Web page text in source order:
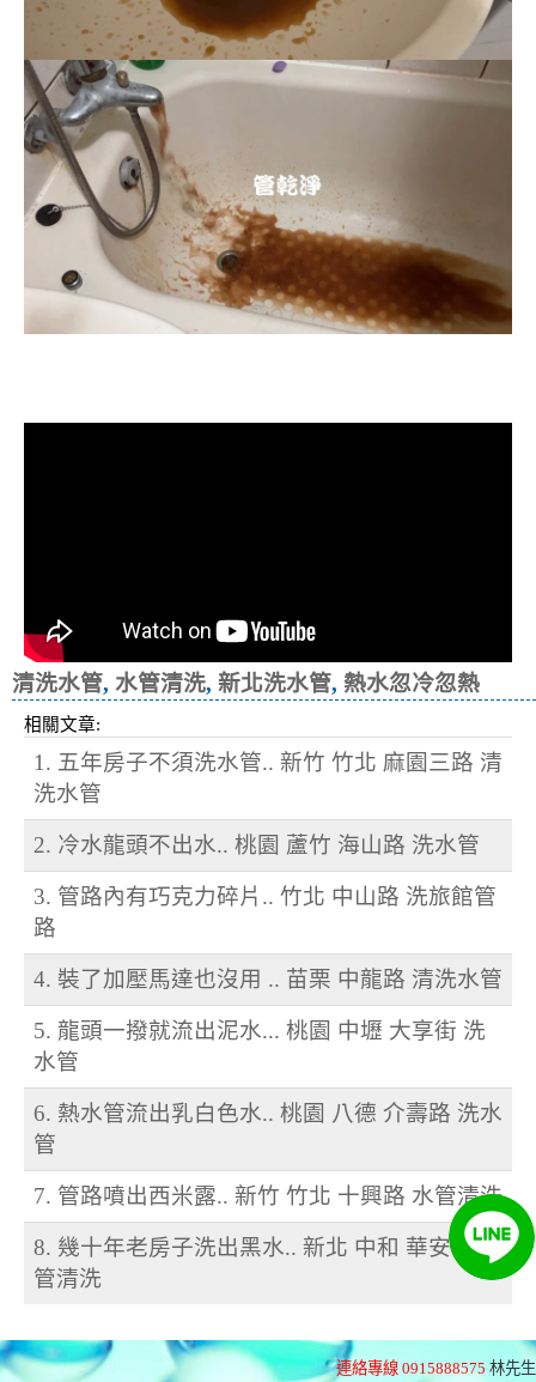
清洗水管, 水管清洗, 新北洗水管, 熱水忽冷忽熱
相關文章:
1. 五年房子不須洗水管.. 新竹 竹北 麻園三路 清
洗水管
2. 冷水龍頭不出水.. 桃園 蘆竹 海山路 洗水管
3. 管路內有巧克力碎片.. 竹北 中山路 洗旅館管
路
4. 裝了加壓馬達也沒用 .. 苗栗 中龍路 清洗水管
5. 龍頭一撥就流出泥水... 桃園 中壢 大享街 洗
水管
6. 熱水管流出乳白色水.. 桃園 八德 介壽路 洗水
管
7. 管路噴出西米露.. 新竹 竹北 十興路 水管清洗
8. 幾十年老房子洗出黑水.. 新北 中和 華安街 水
管清洗
連絡專線 0915888575 林先生